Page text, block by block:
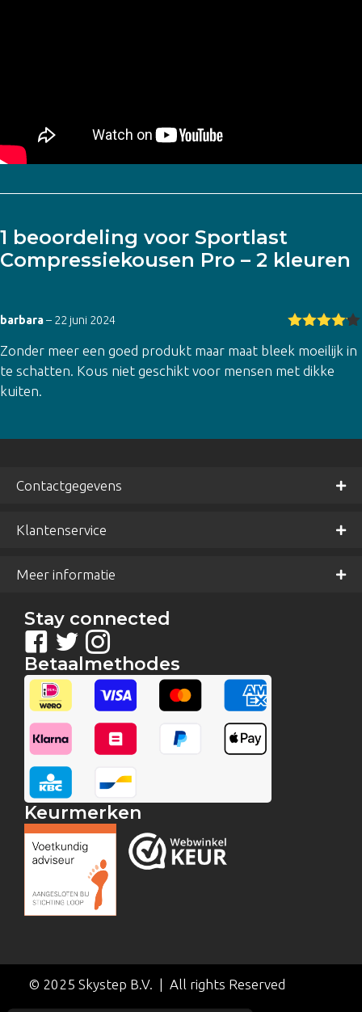
1 beoordeling voor Sportlast
Compressiekousen Pro – 2 kleuren
erd4uit
5
barbara– 22 juni 2024
Zonder meer een goed produkt maar maat bleek moeilijk in
te schatten. Kous niet geschikt voor mensen met dikke
kuiten.
Contactgegevens
Klantenservice
Meer informatie
Stay connected
Betaalmethodes
Keurmerken
© 2025 Skystep B.V. | All rights Reserved